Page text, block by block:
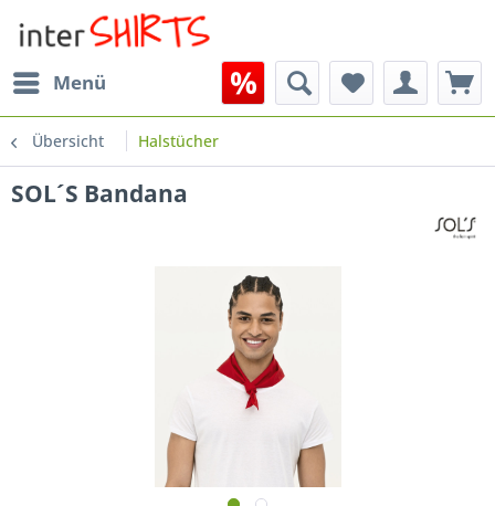
Menü
Übersicht Halstücher
SOL´S Bandana